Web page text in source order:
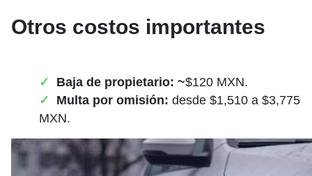
Otros costos importantes
Baja de propietario: ~$120 MXN.
Multa por omisión: desde $1,510 a $3,775
MXN.